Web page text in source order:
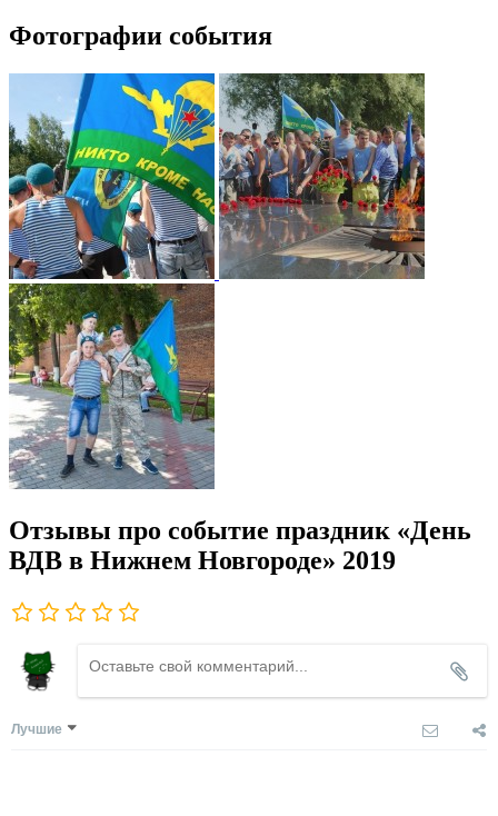
Фотографии события
Отзывы про событие праздник «День
ВДВ в Нижнем Новгороде» 2019
Лучшие